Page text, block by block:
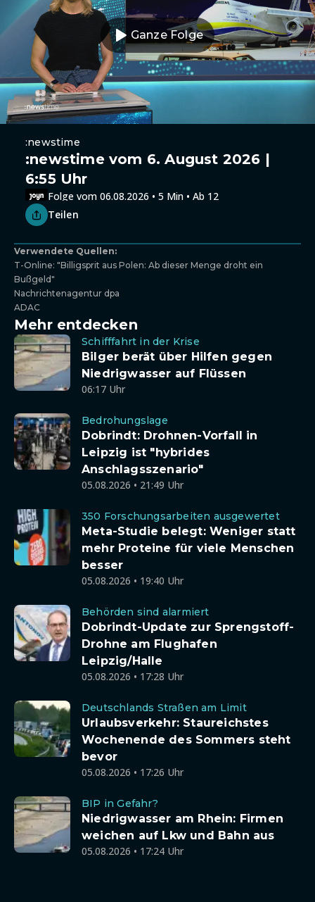
Ganze Folge
:newstime
:newstime vom 6. August 2026 |
6:55 Uhr
Folge vom 06.08.2026 • 5 Min • Ab 12
Teilen
Verwendete Quellen:
T-Online: "Billigsprit aus Polen: Ab dieser Menge droht ein
Bußgeld"
Nachrichtenagentur dpa
ADAC
Mehr entdecken
Schifffahrt in der Krise
Bilger berät über Hilfen gegen
Niedrigwasser auf Flüssen
06:17 Uhr
Bedrohungslage
Dobrindt: Drohnen-Vorfall in
Leipzig ist "hybrides
Anschlagsszenario"
05.08.2026 • 21:49 Uhr
350 Forschungsarbeiten ausgewertet
Meta-Studie belegt: Weniger statt
mehr Proteine für viele Menschen
besser
05.08.2026 • 19:40 Uhr
Behörden sind alarmiert
Dobrindt-Update zur Sprengstoff-
Drohne am Flughafen
Leipzig/Halle
05.08.2026 • 17:28 Uhr
Deutschlands Straßen am Limit
Urlaubsverkehr: Staureichstes
Wochenende des Sommers steht
bevor
05.08.2026 • 17:26 Uhr
BIP in Gefahr?
Niedrigwasser am Rhein: Firmen
weichen auf Lkw und Bahn aus
05.08.2026 • 17:24 Uhr